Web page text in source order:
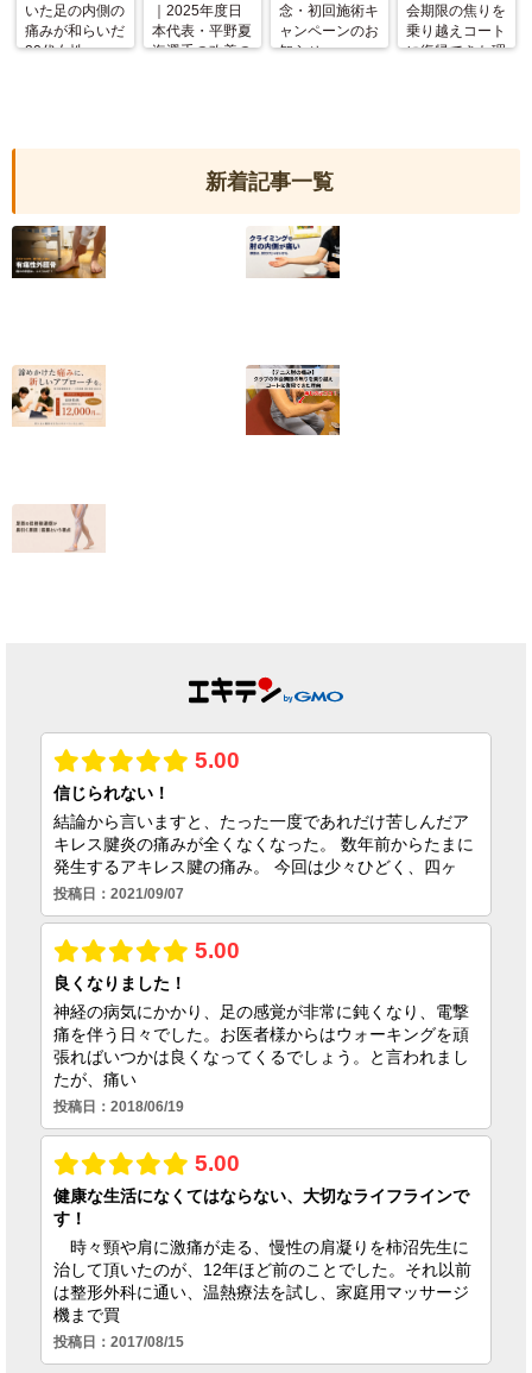
いた足の内側の
痛みが和らいだ
20代女性
｜2025年度日
本代表・平野夏
海選手の改善の
念・初回施術キ
ャンペーンのお
知らせ
会期限の焦りを
乗り越えコート
に復帰できた理
新着記事一覧
【有痛性外脛骨】
小6から続いた足
の内側の痛みが和
らいだ20代女性
クライミングで肘
の内側が痛い｜
2025年度日本代
表・平野夏海選手
【終了しました】
院名変更記念・初
回施術キャンペー